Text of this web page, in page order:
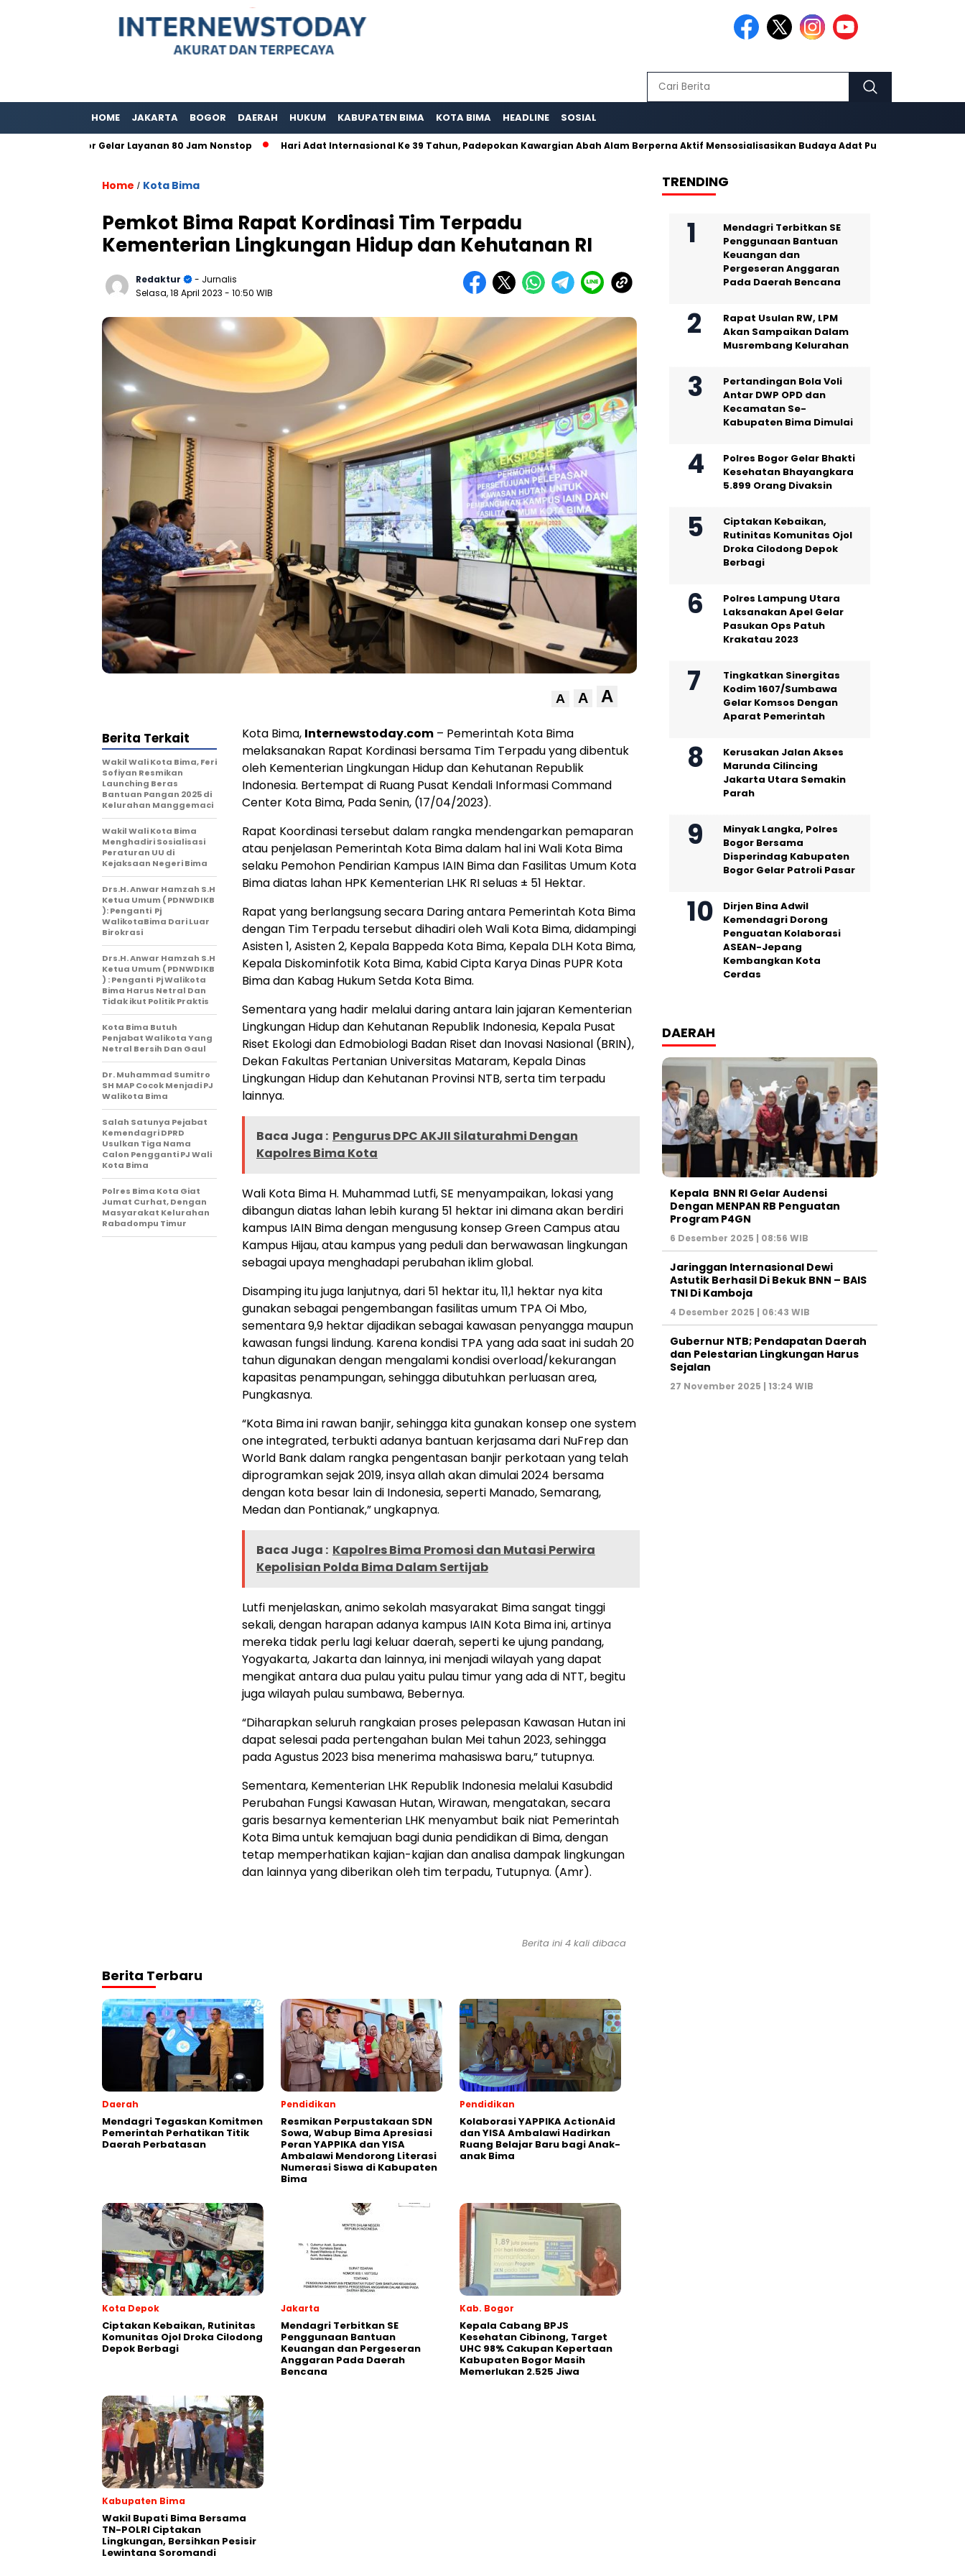
HOME JAKARTA BOGOR DAERAH HUKUM KABUPATEN BIMA KOTA BIMA HEADLINE SOSIAL
Bogor Gelar Layanan 80 Jam Nonstop Hari Adat Internasional Ke 39 Tahun, Padepokan Kawargian Abah Alam Berperna Aktif Mensosialisasikan Budaya Adat Pusaka Kujang
Home / Kota Bima
Pemkot Bima Rapat Kordinasi Tim Terpadu
Kementerian Lingkungan Hidup dan Kehutanan RI
Redaktur
- Jurnalis
Selasa, 18 April 2023 - 10:50 WIB
A A A
Kota Bima, Internewstoday.com – Pemerintah Kota Bima
melaksanakan Rapat Kordinasi bersama Tim Terpadu yang dibentuk
oleh Kementerian Lingkungan Hidup dan Kehutanan Republik
Indonesia. Bertempat di Ruang Pusat Kendali Informasi Command
Center Kota Bima, Pada Senin, (17/04/2023).
Rapat Koordinasi tersebut dalam rangka mendengarkan pemaparan
atau penjelasan Pemerintah Kota Bima dalam hal ini Wali Kota Bima
selaku Pemohon Pendirian Kampus IAIN Bima dan Fasilitas Umum Kota
Bima diatas lahan HPK Kementerian LHK RI seluas ± 51 Hektar.
Rapat yang berlangsung secara Daring antara Pemerintah Kota Bima
dengan Tim Terpadu tersebut dihadiri oleh Wali Kota Bima, didampingi
Asisten 1, Asisten 2, Kepala Bappeda Kota Bima, Kepala DLH Kota Bima,
Kepala Diskominfotik Kota Bima, Kabid Cipta Karya Dinas PUPR Kota
Bima dan Kabag Hukum Setda Kota Bima.
Sementara yang hadir melalui daring antara lain jajaran Kementerian
Lingkungan Hidup dan Kehutanan Republik Indonesia, Kepala Pusat
Riset Ekologi dan Edmobiologi Badan Riset dan Inovasi Nasional (BRIN),
Dekan Fakultas Pertanian Universitas Mataram, Kepala Dinas
Lingkungan Hidup dan Kehutanan Provinsi NTB, serta tim terpadu
lainnya.
Baca Juga : Pengurus DPC AKJII Silaturahmi Dengan
Kapolres Bima Kota
Wali Kota Bima H. Muhammad Lutfi, SE menyampaikan, lokasi yang
dibangun diatas lahan lebih kurang 51 hektar ini dimana akan berdiri
kampus IAIN Bima dengan mengusung konsep Green Campus atau
Kampus Hijau, atau kampus yang peduli dan berwawasan lingkungan
sebagai upaya menghadapi perubahan iklim global.
Disamping itu juga lanjutnya, dari 51 hektar itu, 11,1 hektar nya kita
gunakan sebagai pengembangan fasilitas umum TPA Oi Mbo,
sementara 9,9 hektar dijadikan sebagai kawasan penyangga maupun
kawasan fungsi lindung. Karena kondisi TPA yang ada saat ini sudah 20
tahun digunakan dengan mengalami kondisi overload/kekurangan
kapasitas penampungan, sehingga dibutuhkan perluasan area,
Pungkasnya.
“Kota Bima ini rawan banjir, sehingga kita gunakan konsep one system
one integrated, terbukti adanya bantuan kerjasama dari NuFrep dan
World Bank dalam rangka pengentasan banjir perkotaan yang telah
diprogramkan sejak 2019, insya allah akan dimulai 2024 bersama
dengan kota besar lain di Indonesia, seperti Manado, Semarang,
Medan dan Pontianak,” ungkapnya.
Baca Juga : Kapolres Bima Promosi dan Mutasi Perwira
Kepolisian Polda Bima Dalam Sertijab
Lutfi menjelaskan, animo sekolah masyarakat Bima sangat tinggi
sekali, dengan harapan adanya kampus IAIN Kota Bima ini, artinya
mereka tidak perlu lagi keluar daerah, seperti ke ujung pandang,
Yogyakarta, Jakarta dan lainnya, ini menjadi wilayah yang dapat
mengikat antara dua pulau yaitu pulau timur yang ada di NTT, begitu
juga wilayah pulau sumbawa, Bebernya.
“Diharapkan seluruh rangkaian proses pelepasan Kawasan Hutan ini
dapat selesai pada pertengahan bulan Mei tahun 2023, sehingga
pada Agustus 2023 bisa menerima mahasiswa baru,” tutupnya.
Sementara, Kementerian LHK Republik Indonesia melalui Kasubdid
Perubahan Fungsi Kawasan Hutan, Wirawan, mengatakan, secara
garis besarnya kementerian LHK menyambut baik niat Pemerintah
Kota Bima untuk kemajuan bagi dunia pendidikan di Bima, dengan
tetap memperhatikan kajian-kajian dan analisa dampak lingkungan
dan lainnya yang diberikan oleh tim terpadu, Tutupnya. (Amr).
Berita Terkait
Wakil Wali Kota Bima, Feri
Sofiyan Resmikan
Launching Beras
Bantuan Pangan 2025 di
Kelurahan Manggemaci
Wakil Wali Kota Bima
Menghadiri Sosialisasi
Peraturan UU di
Kejaksaan Negeri Bima
Drs.H. Anwar Hamzah S.H
Ketua Umum ( PDNWDIKB
): Penganti Pj
WalikotaBima Dari Luar
Birokrasi
Drs.H. Anwar Hamzah S.H
Ketua Umum ( PDNWDIKB
) : Penganti Pj Walikota
Bima Harus Netral Dan
Tidak ikut Politik Praktis
Kota Bima Butuh
Penjabat Walikota Yang
Netral Bersih Dan Gaul
Dr. Muhammad Sumitro
SH MAP Cocok Menjadi PJ
Walikota Bima
Salah Satunya Pejabat
Kemendagri DPRD
Usulkan Tiga Nama
Calon Pengganti PJ Wali
Kota Bima
Polres Bima Kota Giat
Jumat Curhat, Dengan
Masyarakat Kelurahan
Rabadompu Timur
Berita ini 4 kali dibaca
Berita Terbaru
Daerah
Mendagri Tegaskan Komitmen
Pemerintah Perhatikan Titik
Daerah Perbatasan
Pendidikan
Resmikan Perpustakaan SDN
Sowa, Wabup Bima Apresiasi
Peran YAPPIKA dan YISA
Ambalawi Mendorong Literasi
Numerasi Siswa di Kabupaten
Bima
Pendidikan
Kolaborasi YAPPIKA ActionAid
dan YISA Ambalawi Hadirkan
Ruang Belajar Baru bagi Anak-
anak Bima
Kota Depok
Ciptakan Kebaikan, Rutinitas
Komunitas Ojol Droka Cilodong
Depok Berbagi
Jakarta
Mendagri Terbitkan SE
Penggunaan Bantuan
Keuangan dan Pergeseran
Anggaran Pada Daerah
Bencana
Kab. Bogor
Kepala Cabang BPJS
Kesehatan Cibinong, Target
UHC 98% Cakupan Kepertaan
Kabupaten Bogor Masih
Memerlukan 2.525 Jiwa
Kabupaten Bima
Wakil Bupati Bima Bersama
TN-POLRI Ciptakan
Lingkungan, Bersihkan Pesisir
Lewintana Soromandi
TRENDING
Mendagri Terbitkan SE
Penggunaan Bantuan
Keuangan dan
Pergeseran Anggaran
Pada Daerah Bencana
Rapat Usulan RW, LPM
Akan Sampaikan Dalam
Musrembang Kelurahan
Pertandingan Bola Voli
Antar DWP OPD dan
Kecamatan Se-
Kabupaten Bima Dimulai
Polres Bogor Gelar Bhakti
Kesehatan Bhayangkara
5.899 Orang Divaksin
Ciptakan Kebaikan,
Rutinitas Komunitas Ojol
Droka Cilodong Depok
Berbagi
Polres Lampung Utara
Laksanakan Apel Gelar
Pasukan Ops Patuh
Krakatau 2023
Tingkatkan Sinergitas
Kodim 1607/Sumbawa
Gelar Komsos Dengan
Aparat Pemerintah
Kerusakan Jalan Akses
Marunda Cilincing
Jakarta Utara Semakin
Parah
Minyak Langka, Polres
Bogor Bersama
Disperindag Kabupaten
Bogor Gelar Patroli Pasar
Dirjen Bina Adwil
Kemendagri Dorong
Penguatan Kolaborasi
ASEAN-Jepang
Kembangkan Kota
Cerdas
DAERAH
Kepala BNN RI Gelar Audensi
Dengan MENPAN RB Penguatan
Program P4GN
6 Desember 2025 | 08:56 WIB
Jaringgan Internasional Dewi
Astutik Berhasil Di Bekuk BNN – BAIS
TNI Di Kamboja
4 Desember 2025 | 06:43 WIB
Gubernur NTB; Pendapatan Daerah
dan Pelestarian Lingkungan Harus
Sejalan
27 November 2025 | 13:24 WIB